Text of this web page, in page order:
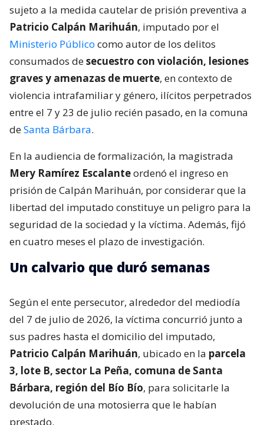
sujeto a la medida cautelar de prisión preventiva a
Patricio Calpán Marihuán, imputado por el
Ministerio Público como autor de los delitos
consumados desecuestro con violación, lesiones
graves y amenazas de muerte, en contexto de
violencia intrafamiliar y género, ilícitos perpetrados
entre el 7 y 23 de julio recién pasado, en la comuna
deSanta Bárbara.
En la audiencia de formalización, la magistrada
Mery Ramírez Escalanteordenó el ingreso en
prisión de Calpán Marihuán, por considerar que la
libertad del imputado constituye un peligro para la
seguridad de la sociedad y la víctima. Además, fijó
en cuatro meses el plazo de investigación.
Un calvario que duró semanas
Según el ente persecutor, alrededor del mediodía
del 7 de julio de 2026, la víctima concurrió junto a
sus padres hasta el domicilio del imputado,
Patricio Calpán Marihuán, ubicado en la parcela
3, lote B, sector La Peña, comuna de Santa
Bárbara, región del Bío Bío, para solicitarle la
devolución de una motosierra que le habían
prestado.